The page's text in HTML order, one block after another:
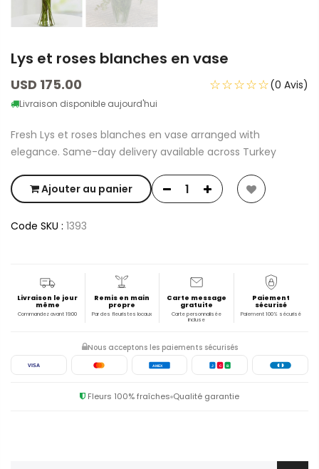
Lys et roses blanches en vase
USD 175.00
Livraison disponible aujourd'hui
☆☆☆☆☆(0 Avis)
Fresh Lys et roses blanches en vase arranged with
elegance. Same-day delivery available across Turkey
Ajouter au panier
Code SKU : 1393
Livraison le jour
même
Commandez avant 19:00
Remis en main
propre
Par des fleuristes locaux
Carte message
gratuite
Carte personnalisée
incluse
Paiement
sécurisé
Paiement 100% sécurisé
Nous acceptons les paiements sécurisés
VISA AMEX J C B
Fleurs 100% fraîches Qualité garantie